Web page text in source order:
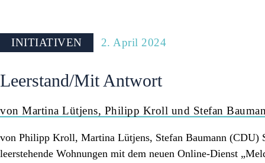
INITIATIVEN 2. April 2024
Leerstand/Mit Antwort
von Martina Lütjens, Philipp Kroll und Stefan
von Philipp Kroll, Martina Lütjens, Stefan Baumann (CDU)
leerstehende Wohnungen mit dem neuen Online-Dienst